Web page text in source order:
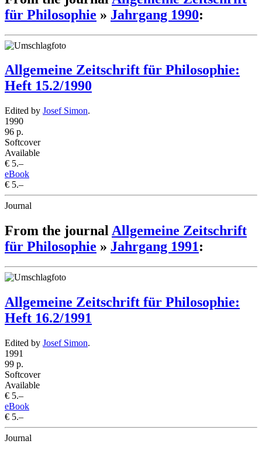
für Philosophie » Jahrgang 1990:
Allgemeine Zeitschrift für Philosophie:
Heft 15.2/1990
Edited by Josef Simon.
1990
96 p.
Softcover
Available
€ 5.–
eBook
€ 5.–
Journal
From the journalAllgemeine Zeitschrift
für Philosophie » Jahrgang 1991:
Allgemeine Zeitschrift für Philosophie:
Heft 16.2/1991
Edited by Josef Simon.
1991
99 p.
Softcover
Available
€ 5.–
eBook
€ 5.–
Journal